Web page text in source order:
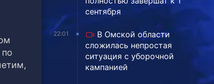
сентября
22:01
В Омской области
сложилась непростая
ситуация с уборочной
кампанией